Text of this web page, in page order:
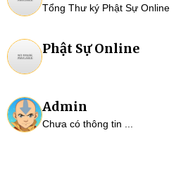
Tổng Thư ký Phật Sự Online
Phật Sự Online
Admin
Chưa có thông tin ...